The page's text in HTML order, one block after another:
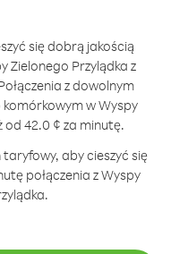
się dobrą jakością
Zielonego Przylądka z
z dowolnym
w Wyspy
42.0 ¢ za minutę.
aby cieszyć się
połączenia z Wyspy